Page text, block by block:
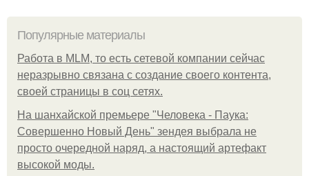
Популярные материалы
Работа в MLM, то есть сетевой компании сейчас
неразрывно связана с создание своего контента,
своей страницы в соц сетях.
На шанхайской премьере "Человека - Паука:
Совершенно Новый День" зендея выбрала не
просто очередной наряд, а настоящий артефакт
высокой моды.